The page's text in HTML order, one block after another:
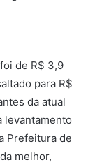
de R$ 3,9
para R$
da atual
levantamento
Prefeitura de
melhor,